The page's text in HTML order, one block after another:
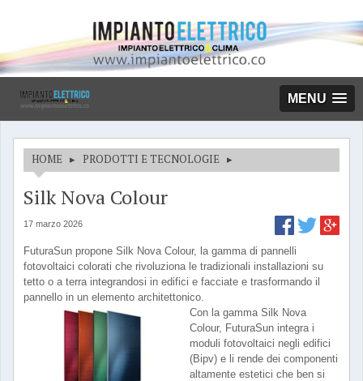
MENU
HOME ▸ PRODOTTI E TECNOLOGIE ▸
Silk Nova Colour
17 marzo 2026
FuturaSun propone Silk Nova Colour, la gamma di pannelli
fotovoltaici colorati che rivoluziona le tradizionali installazioni su
tetto o a terra integrandosi in edifici e facciate e trasformando il
pannello in un elemento architettonico.
Con la gamma Silk Nova
Colour, FuturaSun integra i
moduli fotovoltaici negli edifici
(Bipv) e li rende dei componenti
altamente estetici che ben si